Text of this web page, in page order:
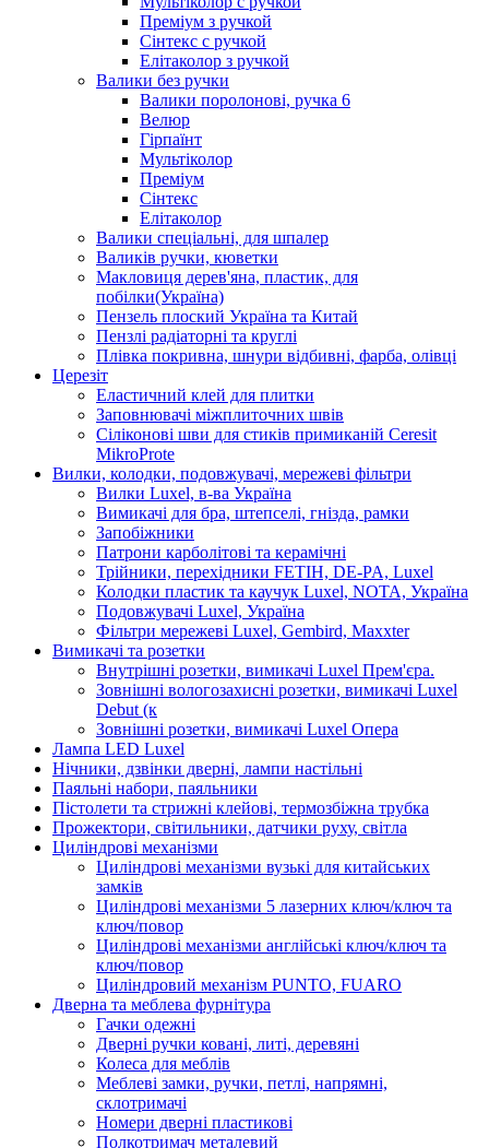
Преміум з ручкой
Сінтекс с ручкой
Елітаколор з ручкой
Валики без ручки
Валики поролонові, ручка 6
Велюр
Гірпаїнт
Мультіколор
Преміум
Сінтекс
Елітаколор
Валики спеціальні, для шпалер
Валиків ручки, кюветки
Макловиця дерев'яна, пластик, для
побілки(Україна)
Пензель плоский Україна та Китай
Пензлі радіаторні та круглі
Плівка покривна, шнури відбивні, фарба, олівці
Церезіт
Еластичний клей для плитки
Заповнювачі міжплиточних швів
Сіліконові шви для стиків примиканій Ceresit
MikroProte
Вилки, колодки, подовжувачі, мережеві фільтри
Вилки Luxel, в-ва Україна
Вимикачі для бра, штепселі, гнізда, рамки
Запобіжники
Патрони карболітові та керамічні
Трійники, перехідники FETIH, DE-PA, Luxel
Колодки пластик та каучук Luxel, NOTA, Україна
Подовжувачі Luxel, Україна
Фільтри мережеві Luxel, Gembird, Maxxter
Вимикачі та розетки
Внутрішні розетки, вимикачі Luxel Прем'єра.
Зовнішні вологозахисні розетки, вимикачі Luxel
Debut (к
Зовнішні розетки, вимикачі Luxel Опера
Лампа LED Luxel
Нічники, дзвінки дверні, лампи настільні
Паяльні набори, паяльники
Пістолети та стрижні клейові, термозбіжна трубка
Прожектори, світильники, датчики руху, світла
Циліндрові механізми
Циліндрові механізми вузькі для китайських
замків
Циліндрові механізми 5 лазерних ключ/ключ та
ключ/повор
Циліндрові механізми англійські ключ/ключ та
ключ/повор
Циліндровий механізм PUNTO, FUARO
Дверна та меблева фурнітура
Гачки одежні
Дверні ручки ковані, литі, деревяні
Колеса для меблів
Меблеві замки, ручки, петлі, напрямні,
склотримачі
Номери дверні пластикові
Полкотримач металевий